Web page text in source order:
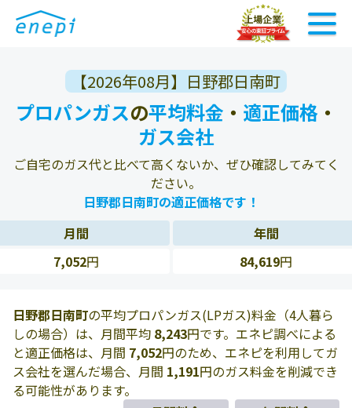
【2026年08月】日野郡日南町
プロパンガスの平均料金 ・ 適正価格 ・
ガス会社
ご自宅のガス代と比べて高くないか、ぜひ確認してみてく
ださい。
日野郡日南町の適正価格です！
月間
年間
7,052円 84,619円
日野郡日南町の平均プロパンガス(LPガス)料金（4人暮ら
しの場合）は、月間平均 8,243円です。エネピ調べによる
と適正価格は、月間 7,052円のため、エネピを利用してガ
ス会社を選んだ場合、月間 1,191円のガス料金を削減でき
る可能性があります。